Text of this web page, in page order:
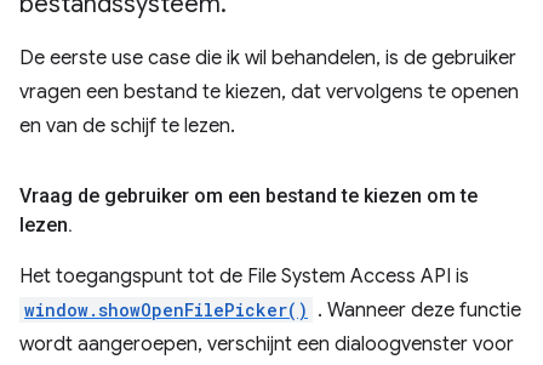
De eerste use case die ik wil behandelen, is de gebruiker
vragen een bestand te kiezen, dat vervolgens te openen
en van de schijf te lezen.
Vraag de gebruiker om een ​​bestand te kiezen om te
lezen.
Het toegangspunt tot de File System Access API is
window.showOpenFilePicker() . Wanneer deze functie
wordt aangeroepen, verschijnt een dialoogvenster voor